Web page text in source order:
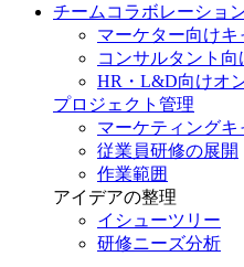
チームコラボレーショ
マーケター向け
コンサルタント
HR・L&D向けオ
プロジェクト管理
マーケティング
従業員研修の展開
作業範囲
アイデアの整理
イシューツリー
研修ニーズ分析